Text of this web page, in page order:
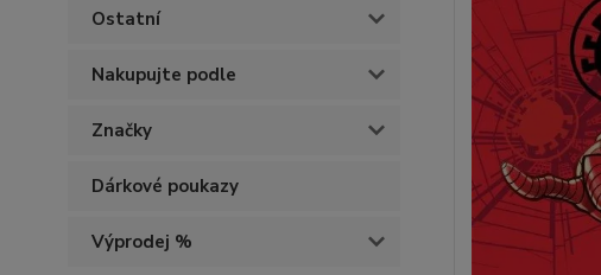
Ostatní
Nakupujte podle
Značky
Dárkové poukazy
Výprodej %